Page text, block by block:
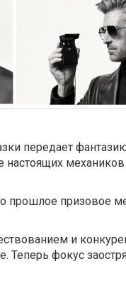
передает
настоящих механиков
прошлое призовое
и
Теперь фокус